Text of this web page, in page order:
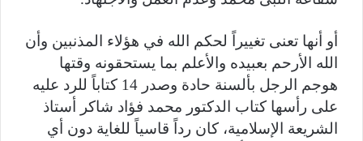
أو أنها تعنى تغييراً لحكم الله في هؤلاء المذنبين وأن
الله الأرحم بعبيده والأعلم بما يستحقونه وقتها
هوجم الرجل بألسنة حادة وصدر 14 كتاباً للرد عليه
على رأسها كتاب الدكتور محمد فؤاد شاكر أستاذ
الشريعة الإسلامية، كان رداً قاسياً للغاية دون أي